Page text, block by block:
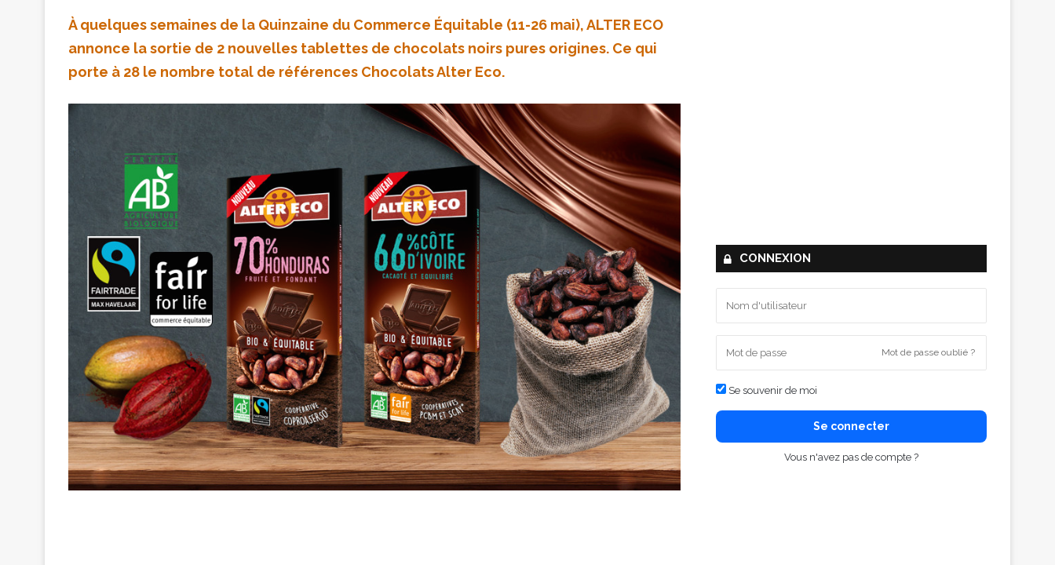
À quelques semaines de la Quinzaine du Commerce Équitable (11-26 mai), ALTER ECO
annonce la sortie de 2 nouvelles tablettes de chocolats noirs pures origines. Ce qui
porte à 28 le nombre total de références Chocolats Alter Eco.
CONNEXION
Mot de passe oublié ?
Se souvenir de moi
Se connecter
Vous n'avez pas de compte ?